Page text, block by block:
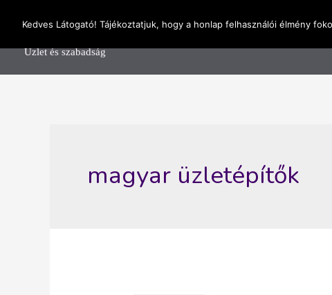
content
OnlineSeedsMan
Üzlet és szabadság
magyar üzletépítők
Kedves Látogató! Tájékoztatjuk, hogy a honlap felhasználói élmény